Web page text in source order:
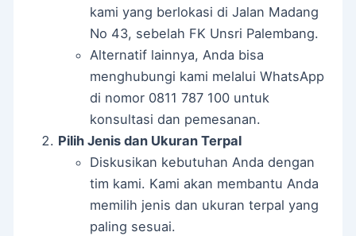
kami yang berlokasi di Jalan Madang
No 43, sebelah FK Unsri Palembang.
Alternatif lainnya, Anda bisa
menghubungi kami melalui WhatsApp
di nomor 0811 787 100 untuk
konsultasi dan pemesanan.
Pilih Jenis dan Ukuran Terpal
Diskusikan kebutuhan Anda dengan
tim kami. Kami akan membantu Anda
memilih jenis dan ukuran terpal yang
paling sesuai.